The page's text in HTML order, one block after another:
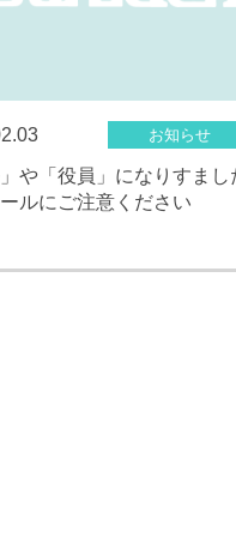
お知らせ
」や「役員」になりすまし
ルにご注意ください